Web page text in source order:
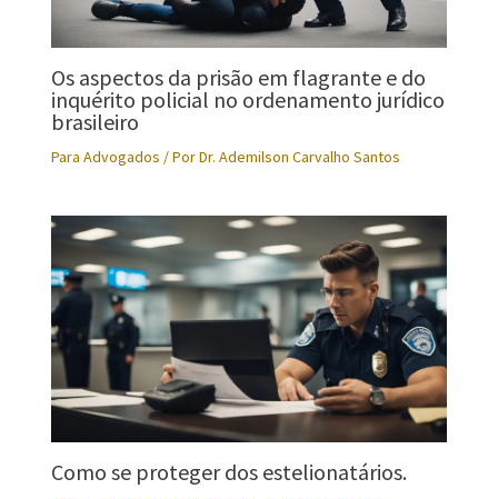
Os aspectos da prisão em flagrante e do
inquérito policial no ordenamento jurídico
brasileiro
Para Advogados / PorDr. Ademilson Carvalho Santos
Como se proteger dos estelionatários.